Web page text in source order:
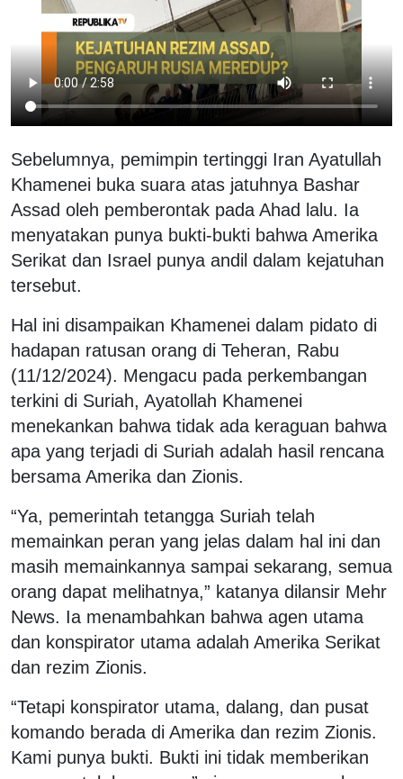
Sebelumnya, pemimpin tertinggi Iran Ayatullah
Khamenei buka suara atas jatuhnya Bashar
Assad oleh pemberontak pada Ahad lalu. Ia
menyatakan punya bukti-bukti bahwa Amerika
Serikat dan Israel punya andil dalam kejatuhan
tersebut.
Hal ini disampaikan Khamenei dalam pidato di
hadapan ratusan orang di Teheran, Rabu
(11/12/2024). Mengacu pada perkembangan
terkini di Suriah, Ayatollah Khamenei
menekankan bahwa tidak ada keraguan bahwa
apa yang terjadi di Suriah adalah hasil rencana
bersama Amerika dan Zionis.
“Ya, pemerintah tetangga Suriah telah
memainkan peran yang jelas dalam hal ini dan
masih memainkannya sampai sekarang, semua
orang dapat melihatnya,” katanya dilansir Mehr
News. Ia menambahkan bahwa agen utama
dan konspirator utama adalah Amerika Serikat
dan rezim Zionis.
“Tetapi konspirator utama, dalang, dan pusat
komando berada di Amerika dan rezim Zionis.
Kami punya bukti. Bukti ini tidak memberikan